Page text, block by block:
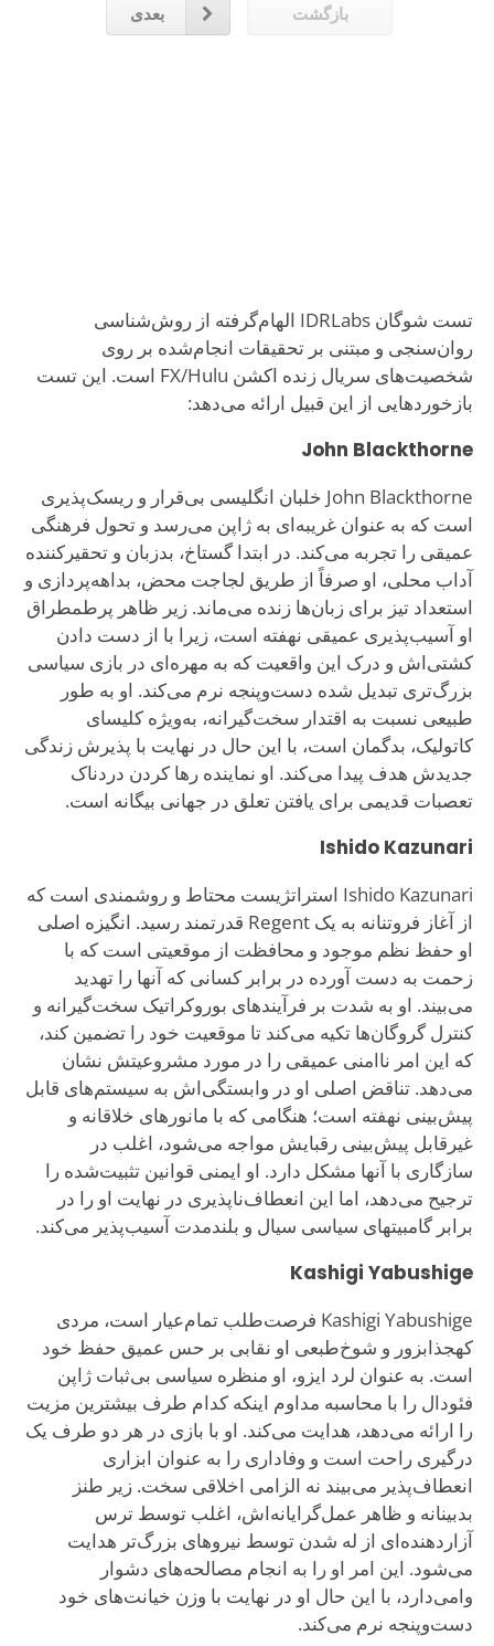
بازگشت بعدی
تست شوگان IDRLabs الهام‌گرفته از روش‌شناسی
روان‌سنجی و مبتنی بر تحقیقات انجام‌شده بر روی
شخصیت‌های سریال زنده اکشن FX/Hulu است. این تست
بازخوردهایی از این قبیل ارائه می‌دهد:
John Blackthorne
John Blackthorne خلبان انگلیسی بی‌قرار و ریسک‌پذیری
است که به عنوان غریبه‌ای به ژاپن می‌رسد و تحول فرهنگی
عمیقی را تجربه می‌کند. در ابتدا گستاخ، بدزبان و تحقیرکننده
آداب محلی، او صرفاً از طریق لجاجت محض، بداهه‌پردازی و
استعداد تیز برای زبان‌ها زنده می‌ماند. زیر ظاهر پرطمطراق
او آسیب‌پذیری عمیقی نهفته است، زیرا با از دست دادن
کشتی‌اش و درک این واقعیت که به مهره‌ای در بازی سیاسی
بزرگ‌تری تبدیل شده دست‌وپنجه نرم می‌کند. او به طور
طبیعی نسبت به اقتدار سخت‌گیرانه، به‌ویژه کلیسای
کاتولیک، بدگمان است، با این حال در نهایت با پذیرش زندگی
جدیدش هدف پیدا می‌کند. او نماینده رها کردن دردناک
تعصبات قدیمی برای یافتن تعلق در جهانی بیگانه است.
Ishido Kazunari
Ishido Kazunari استراتژیست محتاط و روشمندی است که
از آغاز فروتنانه به یک Regent قدرتمند رسید. انگیزه اصلی
او حفظ نظم موجود و محافظت از موقعیتی است که با
زحمت به دست آورده در برابر کسانی که آنها را تهدید
می‌بیند. او به شدت بر فرآیندهای بوروکراتیک سخت‌گیرانه و
کنترل گروگان‌ها تکیه می‌کند تا موقعیت خود را تضمین کند،
که این امر ناامنی عمیقی را در مورد مشروعیتش نشان
می‌دهد. تناقض اصلی او در وابستگی‌اش به سیستم‌های قابل
پیش‌بینی نهفته است؛ هنگامی که با مانورهای خلاقانه و
غیرقابل پیش‌بینی رقبایش مواجه می‌شود، اغلب در
سازگاری با آنها مشکل دارد. او ایمنی قوانین تثبیت‌شده را
ترجیح می‌دهد، اما این انعطاف‌ناپذیری در نهایت او را در
برابر گامبیتهای سیاسی سیال و بلندمدت آسیب‌پذیر می‌کند.
Kashigi Yabushige
Kashigi Yabushige فرصت‌طلب تمام‌عیار است، مردی
کهجذابزور و شوخ‌طبعی او نقابی بر حس عمیق حفظ خود
است. به عنوان لرد ایزو، او منظره سیاسی بی‌ثبات ژاپن
فئودال را با محاسبه مداوم اینکه کدام طرف بیشترین مزیت
را ارائه می‌دهد، هدایت می‌کند. او با بازی در هر دو طرف یک
درگیری راحت است و وفاداری را به عنوان ابزاری
انعطاف‌پذیر می‌بیند نه الزامی اخلاقی سخت. زیر طنز
بدبینانه و ظاهر عمل‌گرایانه‌اش، اغلب توسط ترس
آزاردهنده‌ای از له شدن توسط نیروهای بزرگ‌تر هدایت
می‌شود. این امر او را به انجام مصالحه‌های دشوار
وامی‌دارد، با این حال او در نهایت با وزن خیانت‌های خود
دست‌وپنجه نرم می‌کند.